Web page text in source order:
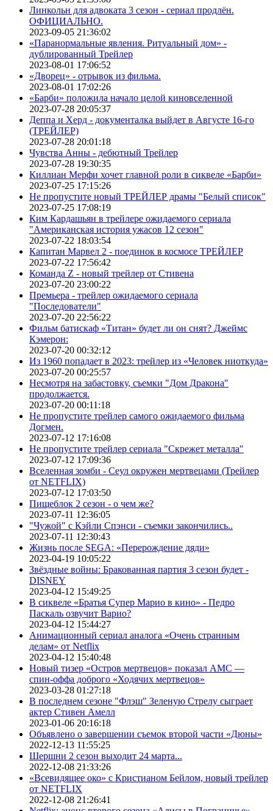
Линкольн для адвоката 3 сезон - сериал продлён.
ОФИЦИАЛЬНО.
2023-09-05 21:36:02
«Паранормальные явления. Ритуальный дом» -
дублированный Трейлер
2023-08-01 17:06:52
«Дворец» - отрывок из фильма.
2023-08-01 17:02:26
«Барби» положила начало целой киновселенной
2023-07-28 20:05:37
Деппа и Херд - документалка выйдет в Августе 16-го
(ТРЕЙЛЕР)
2023-07-28 20:01:18
Чувства Анны - дебютный Трейлер
2023-07-28 19:30:35
Киллиан Мерфи хочет главной роли в сиквеле «Барби»
2023-07-25 17:15:26
Не пропустите новый ТРЕЙЛЕР драмы "Белый список"
2023-07-25 17:08:19
Ким Кардашьян в трейлере ожидаемого сериала
"Американская история ужасов 12 сезон"
2023-07-22 18:03:54
Капитан Марвел 2 - поединок в космосе ТРЕЙЛЕР
2023-07-22 17:56:42
Команда Z - новый трейлер от Стивена
2023-07-20 23:00:22
Премьера - трейлер ожидаемого сериала
"Последователи"
2023-07-20 22:56:22
Фильм батискаф «Титан» будет ли он снят? Джеймс
Кэмерон:
2023-07-20 00:32:12
Из 1960 попадает в 2023: трейлер из «Человек ниоткуда»
2023-07-20 00:25:57
Несмотря на забастовку, съемки "Дом Дракона"
продолжается.
2023-07-20 00:11:18
Не пропустите трейлер самого ожидаемого фильма
Догмен.
2023-07-12 17:16:08
Не пропустите трейлер сериала "Скрежет металла"
2023-07-12 17:09:36
Вселенная зомби - Сеул окружен мертвецами (Трейлер
от NETFLIX)
2023-07-12 17:03:50
Пищеблок 2 сезон - о чем же?
2023-07-11 12:36:05
"Чужой" с Кэйли Спэнси - съемки закончились..
2023-07-11 12:30:43
Жизнь после SEGA: «Перерождение дяди»
2023-04-19 10:05:22
Звёздные войны: Бракованная партия 3 сезон будет -
DISNEY
2023-04-12 15:49:25
В сиквеле «Братья Супер Марио в кино» - Педро
Паскаль озвучит Варио?
2023-04-12 15:44:27
Анимационный сериал аналога «Очень странным
делам» от Netflix
2023-04-12 15:40:48
Новый тизер «Остров мертвецов» показал АМС —
спин-оффа доброго «Ходячих мертвецов»
2023-03-28 01:27:18
В последнем сезоне "Флэш" Зеленую Стрелу сыграет
актер Стивен Амелл
2023-01-06 20:16:18
Объявлено о завершении съемок второй части «Дюны»
2022-12-13 11:55:25
Шершни 2 сезон выходит 24 марта...
2022-12-08 21:33:26
«Всевидящее око» с Кристианом Бейлом, новый трейлер
от NETFLIX
2022-12-08 21:26:41